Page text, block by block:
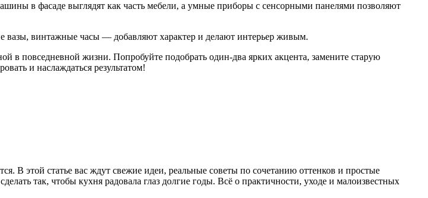
в фасаде выглядят как часть мебели, а умные приборы с сенсорными панелями позволяют
вазы, винтажные часы — добавляют характер и делают интерьер живым.
в повседневной жизни. Попробуйте подобрать один‑два ярких акцента, замените старую
и наслаждаться результатом!
В этой статье вас ждут свежие идеи, реальные советы по сочетанию оттенков и простые
так, чтобы кухня радовала глаз долгие годы. Всё о практичности, уходе и малоизвестных